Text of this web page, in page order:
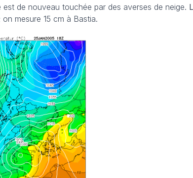
est de nouveau touchée par des averses de neige.
mesure 15 cm à Bastia.